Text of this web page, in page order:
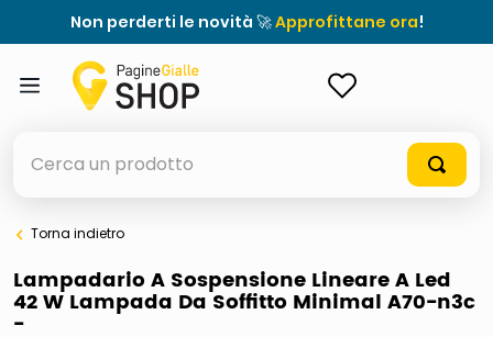
Non perderti le novità 🚀Approfittane ora!
elenchi telefonici
meme
Torna indietro
Lampadario A Sospensione Lineare A Led
42 W Lampada Da Soffitto Minimal A70-n3c
-